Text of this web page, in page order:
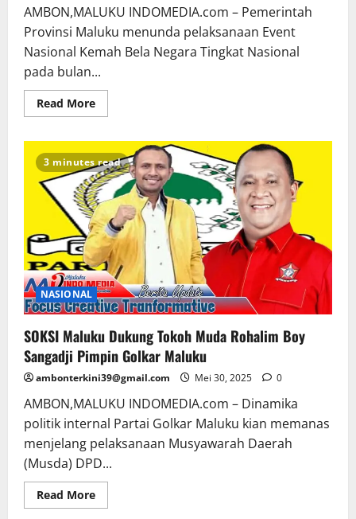
AMBON,MALUKU INDOMEDIA.com – Pemerintah
Provinsi Maluku menunda pelaksanaan Event
Nasional Kemah Bela Negara Tingkat Nasional
pada bulan...
Read More
3 minutes read
NASIONAL
SOKSI Maluku Dukung Tokoh Muda Rohalim Boy
Sangadji Pimpin Golkar Maluku
ambonterkini39@gmail.com Mei 30, 2025 0
AMBON,MALUKU INDOMEDIA.com – Dinamika
politik internal Partai Golkar Maluku kian memanas
menjelang pelaksanaan Musyawarah Daerah
(Musda) DPD...
Read More